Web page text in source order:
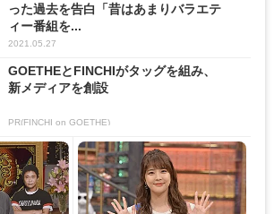
った過去を告白「昔はあまりバラエテ
ィー番組を...
2021.05.27
GOETHEとFINCHIがタッグを組み、
新メディアを創設
PR(FINCHI on GOETHE)